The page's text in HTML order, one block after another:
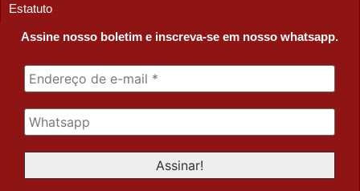
Estatuto
Assine nosso boletim e inscreva-se em nosso whatsapp.